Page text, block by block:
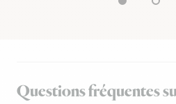
Questions fréquentes